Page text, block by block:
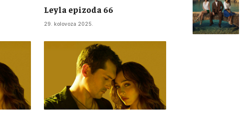
Leyla epizoda 66
29. kolovoza 2025.